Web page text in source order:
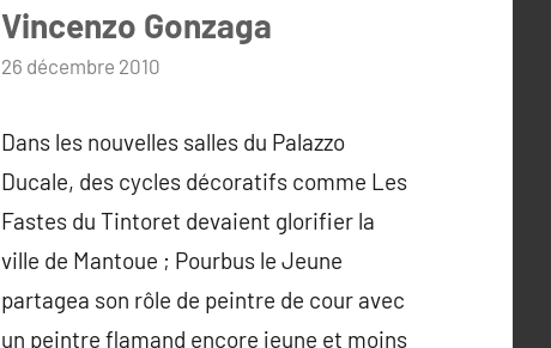
Vincenzo Gonzaga
par
26 décembre 2010
Dans les nouvelles salles du Palazzo
Ducale, des cycles décoratifs comme Les
Fastes du Tintoret devaient glorifier la
ville de Mantoue ; Pourbus le Jeune
partagea son rôle de peintre de cour avec
un peintre flamand encore jeune et moins